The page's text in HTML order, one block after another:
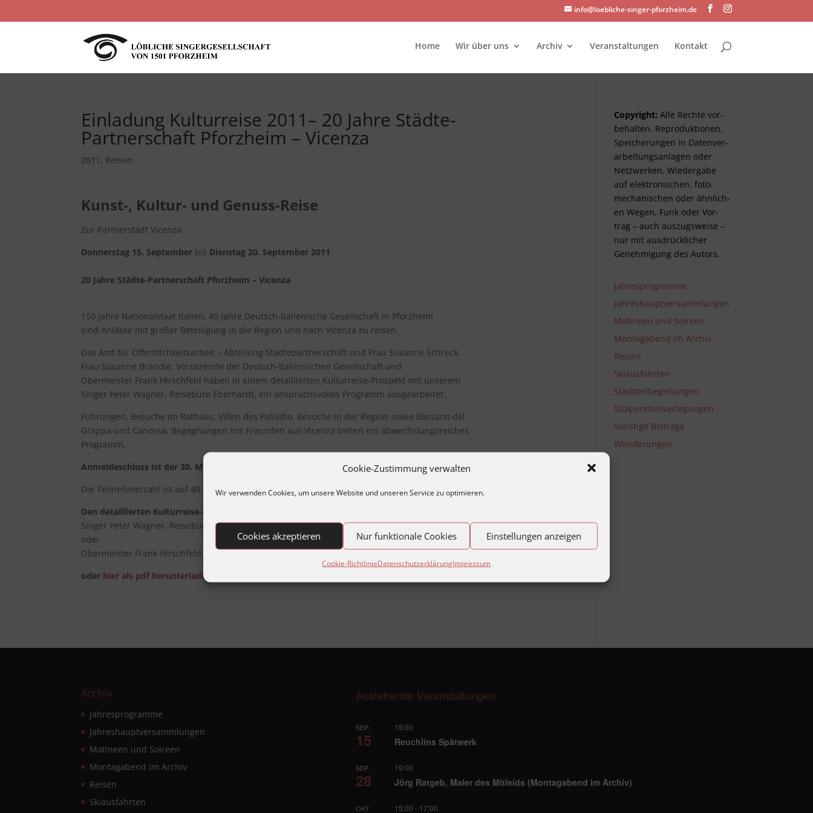
Cookie-Zustimmung verwalten
Wir verwenden Cookies, um unsere Website und unseren Service zu optimieren.
Cookies akzeptieren Nur funktionale Cookies Einstellungen anzeigen
Cookie-RichtlinieDatenschutzerklärungImpressum
info@loebliche-singer-pforzheim.de
Home Wir über uns Archiv Veranstaltungen Kontakt
Einladung Kulturreise 2011– 20 Jahre Städte-
Partnerschaft Pforzheim – Vicenza
2011 , Reisen
Kunst-, Kultur- und Genuss-Reise
Zur Partnerstadt Vicenza
Donnerstag 15. September bis Dienstag 20. September 2011
20 Jahre Städte-Partnerschaft Pforzheim – Vicenza
150 Jahre Nationalstaat Italien, 40 Jahre Deutsch-Italienische Gesellschaft in Pforzheim
sind Anlässe mit großer Beteiligung in die Region und nach Vicenza zu reisen.
Das Amt für Öffentlichkeitsarbeit – Abteilung Städtepartnerschaft und Frau Susanne Schreck,
Frau Susanne Brändle, Vorsitzende der Deutsch-Italienischen Gesellschaft und
Obermeister Frank Hirschfeld haben in einem detaillierten Kulturreise-Prospekt mit unserem
Singer Peter Wagner, Reisebüro Eberhardt, ein anspruchsvolles Programm ausgearbeitet.
Führungen, Besuche im Rathaus, Villen des Palladio, Besuche in der Region sowie Bassano del
Grappa und Canossa, Begegnungen mit Freunden aus Vicenza bieten ein abwechslungsreiches
Programm.
Anmeldeschluss ist der 30. März 2011
Die Teilnehmerzahl ist auf 40 Personen begrenzt.
Den detaillierten Kulturreise-Prospekt mit Anmeldeformular erhalten Sie von
Singer Peter Wagner, Reisebüro Eberhardt. Telefon 07231-380 236, Fax 07231-380 218
oder
Obermeister Frank Hirschfeld Telefon 07231-53 179, Fax 07231-561 707
oder hier als pdf herunterladen
Copyright: Alle Rechte vor­
be­halt­en. Re­pro­duktionen,
Spei­cher­ungen in Daten­ver­
arbeitungs­anlag­en oder
Netz­werken, Wieder­gabe
auf elektro­nisch­en, foto­
mech­anisch­en oder ähnlich­
en Wegen, Funk oder Vor­
trag – auch aus­zugs­weise –
nur mit aus­drück­lich­er
Genehm­ig­ung des Autors.
Jahresprogramme
Jahreshauptversammlungen
Matineen und Soireen
Montagabend im Archiv
Reisen
Skiausfahrten
Stadtteilbegehungen
Stolpersteinverlegungen
Sonstige Beiträge
Wanderungen
Archiv
Jahresprogramme
Jahreshauptversammlungen
Matineen und Soireen
Montagabend im Archiv
Reisen
Skiausfahrten
Anstehende Veranstaltungen
SEP.
15
19:00
Reuchlins Spätwerk
SEP.
28
19:00
Jörg Ratgeb, Maler des Mitleids (Montagabend im Archiv)
OKT. 15:00 - 17:00